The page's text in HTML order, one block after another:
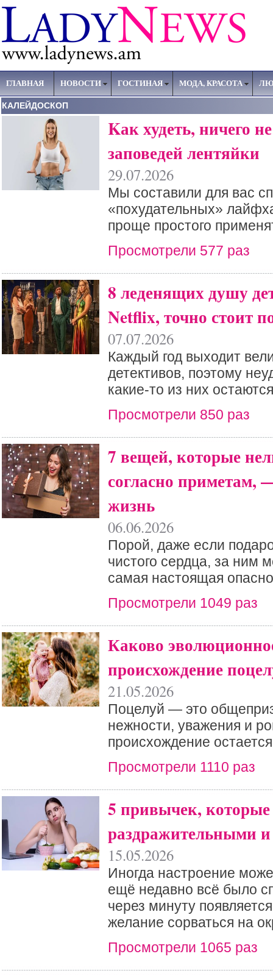
ГЛАВНАЯ НОВОСТИ ГОСТИНАЯ МОДА, КРАСОТА
КАЛЕЙДОСКОП
Kак худеть, ничего
заповедей лентяйки
29.07.2026
Мы составили для вас
«похудательных»
проще простого
Просмотрели 577 раз
8 леденящих душу
Netflix, точно стоит
07.07.2026
Каждый год выходит
детективов, поэтому
какие-то из них
Просмотрели 850 раз
7 вещей, которые
согласно приметам,
жизнь
06.06.2026
Порой, даже если
чистого сердца, за ним
самая настоящая
Просмотрели 1049 раз
Каково
происхождение
21.05.2026
Поцелуй — это
нежности, уважения и
происхождение
Просмотрели 1110 раз
5 привычек,
раздражительными
15.05.2026
Иногда настроение
ещё недавно всё было
через минуту
желание сорваться на
Просмотрели 1065 раз